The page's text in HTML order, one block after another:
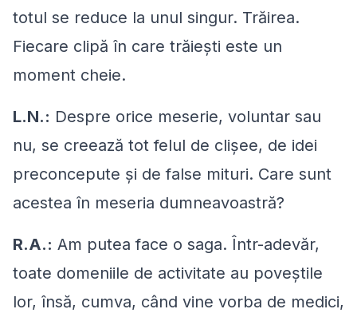
totul se reduce la unul singur. Trăirea.
Fiecare clipă în care trăieşti este un
moment cheie.
L.N.: Despre orice meserie, voluntar sau
nu, se creează tot felul de clişee, de idei
preconcepute şi de false mituri. Care sunt
acestea în meseria dumneavoastră?
R.A.: Am putea face o saga. Într-adevăr,
toate domeniile de activitate au poveştile
lor, însă, cumva, când vine vorba de medici,